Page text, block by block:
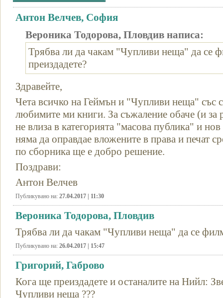
Антон Велчев, София
Вероника Тодорова, Пловдив написа:
Трябва ли да чакам "Чупливи неща" да се
преиздадете?
Здравейте,
Чета всичко на Геймън и "Чупливи неща" със
любимите ми книги. За съжаление обаче (и за
не влиза в категорията "масова публика" и
няма да оправдае вложените в права и печат
по сборника ще е добро решение.
Поздрави:
Антон Велчев
Публикувано на: 27.04.2017 | 11:30
Вероника Тодорова, Пловдив
Трябва ли да чакам "Чупливи неща" да се
Публикувано на: 26.04.2017 | 15:47
Григорий, Габрово
Кога ще преиздадете и останалите на Нийл:
Чупливи неща ???